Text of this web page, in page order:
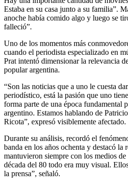
Estaba en su casa junto a su familia”.
anoche había comido algo y luego se
falleció”.
Uno de los momentos más
cuando el periodista especializado en
Prat intentó dimensionar la relevancia
popular argentina.
“Son las noticias que a uno le cuesta
periodístico, está la pasión que uno
forma parte de una época fundamental
argentino. Estamos hablando de
Ricota”, expresó visiblemente afectado.
Durante su análisis, recordó el
banda en los años ochenta y destacó la
mantuvieron siempre con los medios
década del 80 todo era muy visual.
la prensa”, señaló.